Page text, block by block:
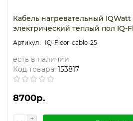
Кабель нагревательный IQWatt
электрический теплый пол IQ-
IQ-Floor-cable-25
есть в наличии
Код товара: 153817
8700р.